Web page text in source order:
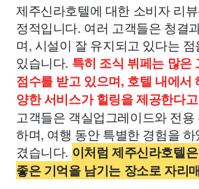
제주신라호텔에 대한 소비자 리
정적입니다. 여러 고객들은 청결
며, 시설이 잘 유지되고 있다는
있습니다. 특히 조식 뷔페는 많은
점수를 받고 있으며, 호텔 내에서
양한 서비스가 힐링을 제공한다
고객들은 객실업그레이드와 전
하며, 여행 동안 특별한 경험을
겼습니다. 이처럼 제주신라호텔
좋은 기억을 남기는 장소로 자리